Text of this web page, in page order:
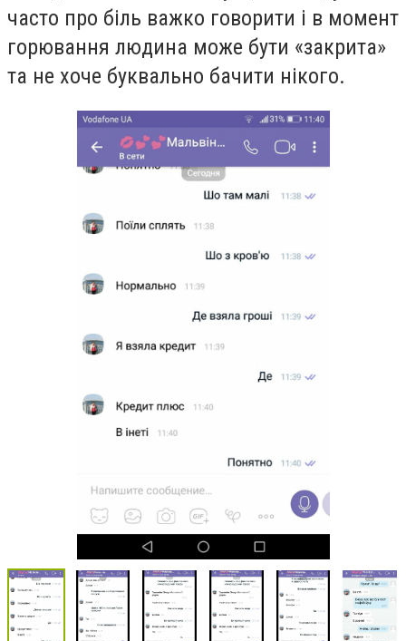
часто про біль важко говорити і в момент
горювання людина може бути «закрита»
та не хоче буквально бачити нікого.